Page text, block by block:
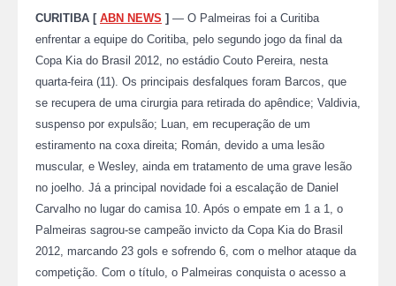
CURITIBA [ ABN NEWS ] — O Palmeiras foi a Curitiba
enfrentar a equipe do Coritiba, pelo segundo jogo da final da
Copa Kia do Brasil 2012, no estádio Couto Pereira, nesta
quarta-feira (11). Os principais desfalques foram Barcos, que
se recupera de uma cirurgia para retirada do apêndice; Valdivia,
suspenso por expulsão; Luan, em recuperação de um
estiramento na coxa direita; Román, devido a uma lesão
muscular, e Wesley, ainda em tratamento de uma grave lesão
no joelho. Já a principal novidade foi a escalação de Daniel
Carvalho no lugar do camisa 10. Após o empate em 1 a 1, o
Palmeiras sagrou-se campeão invicto da Copa Kia do Brasil
2012, marcando 23 gols e sofrendo 6, com o melhor ataque da
competição. Com o título, o Palmeiras conquista o acesso a